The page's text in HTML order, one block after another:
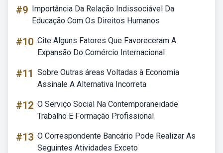
#9 Importância Da Relação Indissociável Da
Educação Com Os Direitos Humanos
#10 Cite Alguns Fatores Que Favoreceram A
Expansão Do Comércio Internacional
#11 Sobre Outras áreas Voltadas à Economia
Assinale A Alternativa Incorreta
#12 O Serviço Social Na Contemporaneidade
Trabalho E Formação Profissional
#13 O Correspondente Bancário Pode Realizar As
Seguintes Atividades Exceto